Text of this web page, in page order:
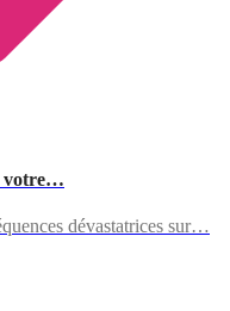
votre…
dévastatrices sur…